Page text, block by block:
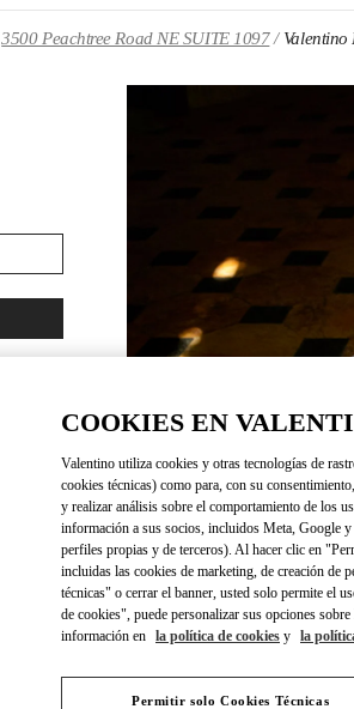
3500 Peachtree Road NE SUITE 1097 Valentino
COOKIES EN
Valentino utiliza cookies y otras tecnologías de
cookies técnicas) como para, con su
y realizar análisis sobre el comportamiento de los
información a sus socios, incluidos Meta, Google
perfiles propias y de terceros). Al hacer clic en
incluidas las cookies de marketing, de creación de
técnicas" o cerrar el banner, usted solo permite el
de cookies", puede personalizar sus opciones
información en la política de cookies y la
Permitir solo Cookies Técnicas